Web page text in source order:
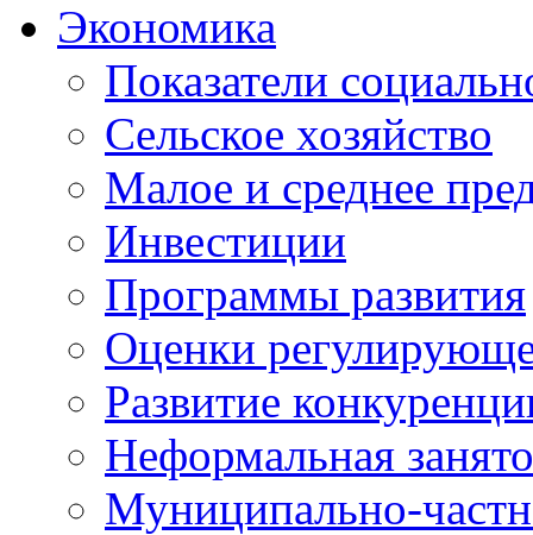
Экономика
Показатели
Сельское хозяйство
Малое и среднее
Инвестиции
Программы развития
Оценки
Развитие
Неформальная
Муниципально-